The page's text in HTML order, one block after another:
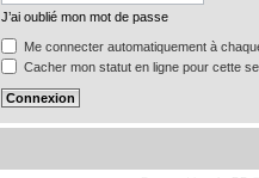
J’ai oublié mon mot de passe
Me connecter automatiquement à
Cacher mon statut en ligne pour cette